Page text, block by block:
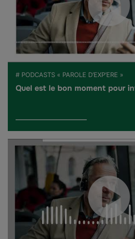
# PODCASTS « PAROLE D’EXP’ERE »
Quel est le bon moment pour